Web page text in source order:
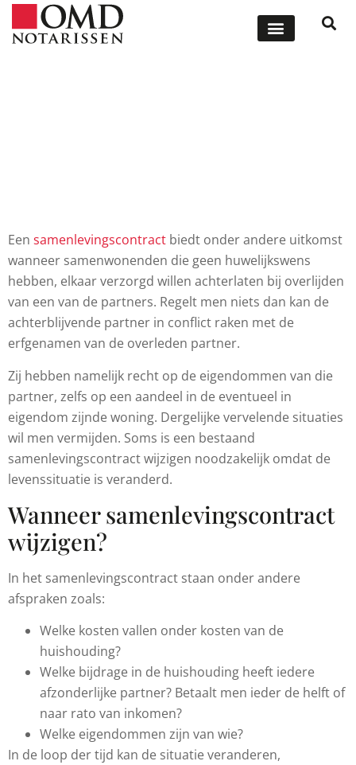
Een samenlevingscontract biedt onder andere uitkomst
wanneer samenwonenden die geen huwelijkswens
hebben, elkaar verzorgd willen achterlaten bij overlijden
van een van de partners. Regelt men niets dan kan de
achterblijvende partner in conflict raken met de
erfgenamen van de overleden partner.
Zij hebben namelijk recht op de eigendommen van die
partner, zelfs op een aandeel in de eventueel in
eigendom zijnde woning. Dergelijke vervelende situaties
wil men vermijden. Soms is een bestaand
samenlevingscontract wijzigen noodzakelijk omdat de
levenssituatie is veranderd.
Wanneer samenlevingscontract
wijzigen?
In het samenlevingscontract staan onder andere
afspraken zoals:
Welke kosten vallen onder kosten van de
huishouding?
Welke bijdrage in de huishouding heeft iedere
afzonderlijke partner? Betaalt men ieder de helft of
naar rato van inkomen?
Welke eigendommen zijn van wie?
In de loop der tijd kan de situatie veranderen,